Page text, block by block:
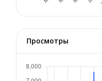
Просмотры